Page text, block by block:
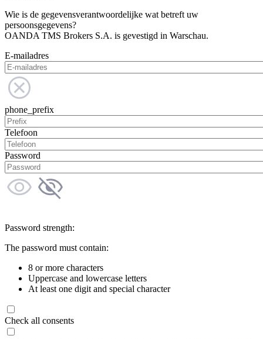
Wie is de gegevensverantwoordelijke wat betreft uw
persoonsgegevens?
OANDA TMS Brokers S.A. is gevestigd in Warschau.
E-mailadres
phone_prefix
Telefoon
Password
Password strength:
The password must contain:
8 or more characters
Uppercase and lowercase letters
At least one digit and special character
Check all consents